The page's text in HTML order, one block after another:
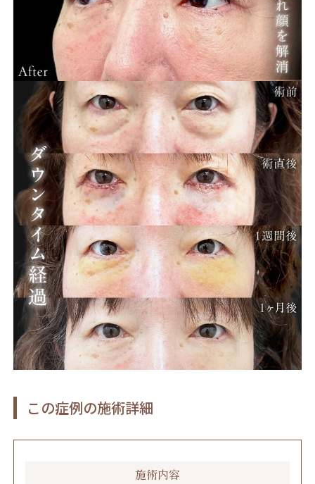
この症例の施術詳細
施術内容